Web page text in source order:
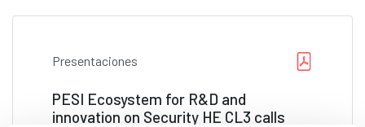
Presentaciones
PESI Ecosystem for R&D and
innovation on Security HE CL3 calls